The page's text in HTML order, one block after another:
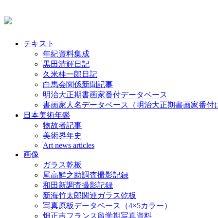
テキスト
年紀資料集成
黒田清輝日記
久米桂一郎日記
白馬会関係新聞記事
明治大正期書画家番付データベース
書画家人名データベース（明治大正期書画家番付
日本美術年鑑
物故者記事
美術界年史
Art news articles
画像
ガラス乾板
尾高鮮之助調査撮影記録
和田新調査撮影記録
新海竹太郎関連ガラス乾板
写真原板データベース（4×5カラー）
畑正吉フランス留学期写真資料